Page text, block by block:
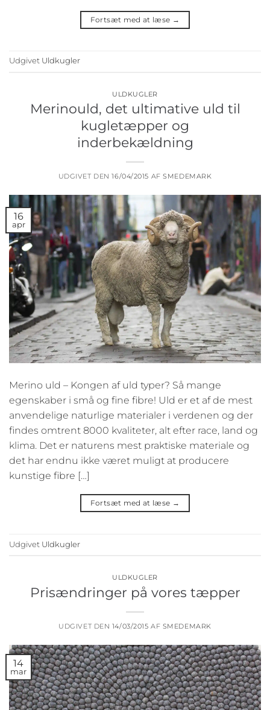
Fortsæt med at læse →
Udgivet Uldkugler
ULDKUGLER
Merinould, det ultimative uld til
kugletæpper og
inderbekældning
UDGIVET DEN16/04/2015 AFSMEDEMARK
16
apr
Merino uld – Kongen af uld typer? Så mange
egenskaber i små og fine fibre! Uld er et af de mest
anvendelige naturlige materialer i verdenen og der
findes omtrent 8000 kvaliteter, alt efter race, land og
klima. Det er naturens mest praktiske materiale og
det har endnu ikke været muligt at producere
kunstige fibre […]
Fortsæt med at læse →
Udgivet Uldkugler
ULDKUGLER
Prisændringer på vores tæpper
UDGIVET DEN 14/03/2015 AF SMEDEMARK
14
mar